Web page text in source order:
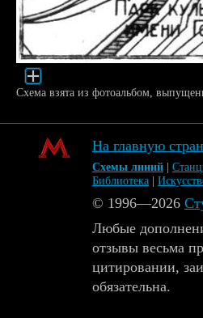
Схема взята из фотоальбом,
На главную
Схемы линий
Библиотека
© 1996—2026
Любые
отзывы весьма
цитировании,
обязательна.